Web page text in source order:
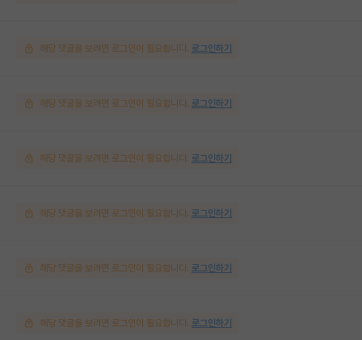
해당 댓글을 보려면 로그인이 필요합니다. 로그인하기
해당 댓글을 보려면 로그인이 필요합니다. 로그인하기
해당 댓글을 보려면 로그인이 필요합니다. 로그인하기
해당 댓글을 보려면 로그인이 필요합니다. 로그인하기
해당 댓글을 보려면 로그인이 필요합니다. 로그인하기
해당 댓글을 보려면 로그인이 필요합니다. 로그인하기